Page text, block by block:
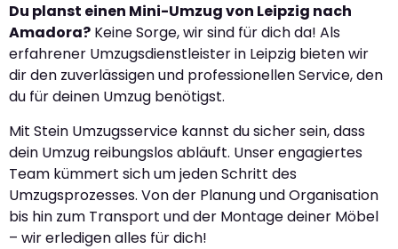
Du planst einen Mini-Umzug von Leipzig nach
Amadora? Keine Sorge, wir sind für dich da! Als
erfahrener Umzugsdienstleister in Leipzig bieten wir
dir den zuverlässigen und professionellen Service, den
du für deinen Umzug benötigst.
Mit Stein Umzugsservice kannst du sicher sein, dass
dein Umzug reibungslos abläuft. Unser engagiertes
Team kümmert sich um jeden Schritt des
Umzugsprozesses. Von der Planung und Organisation
bis hin zum Transport und der Montage deiner Möbel
– wir erledigen alles für dich!